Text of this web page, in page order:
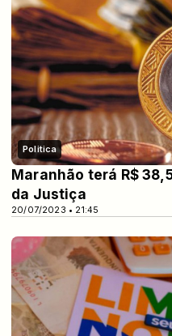
Politica
20/07/2023 • 21:45
Maranhão terá R$
da Justiça